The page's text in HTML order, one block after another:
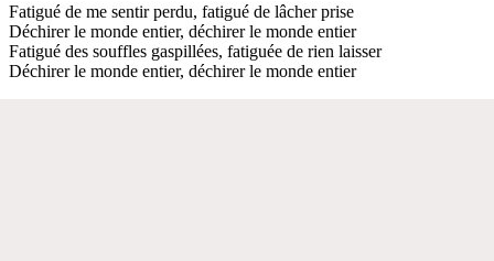
Fatigué de me sentir perdu, fatigué de lâcher prise
Déchirer le monde entier, déchirer le monde entier
Fatigué des souffles gaspillées, fatiguée de rien laisser
Déchirer le monde entier, déchirer le monde entier